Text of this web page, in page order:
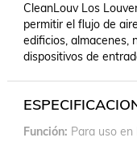
CleanLouv Los
permitir el flujo de
edificios, almacenes,
dispositivos de
Función Para uso en